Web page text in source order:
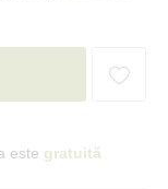
este gratuită